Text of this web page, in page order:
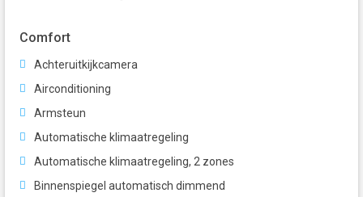
Comfort
Achteruitkijkcamera
Airconditioning
Armsteun
Automatische klimaatregeling
Automatische klimaatregeling, 2 zones
Binnenspiegel automatisch dimmend